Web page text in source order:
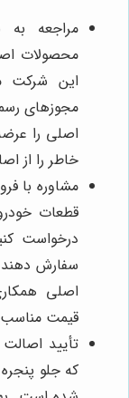
مراجعه به
محصولات
این شرکت
مجوزهای
اصلی را
خاطر را از
مشاوره با
قطعات
درخواست
سفارش دهند.
اصلی
قیمت مناسب
تأیید
که جلو